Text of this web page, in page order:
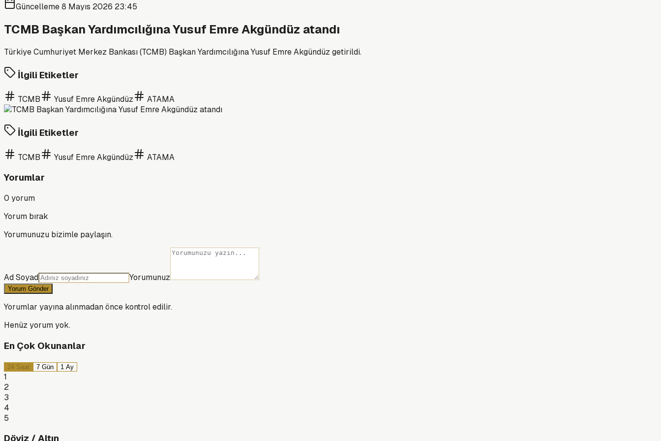
Güncelleme8 Mayıs 2026 23:45
TCMB Başkan Yardımcılığına Yusuf Emre Akgündüz atandı
Türkiye Cumhuriyet Merkez Bankası (TCMB) Başkan Yardımcılığına Yusuf Emre Akgündüz getirildi.
İlgili Etiketler
TCMB Yusuf Emre Akgündüz ATAMA
İlgili Etiketler
TCMB Yusuf Emre Akgündüz ATAMA
Yorumlar
0 yorum
Yorum bırak
Yorumunuzu bizimle paylaşın.
Ad Soyad Yorumunuz
Yorum Gönder
Yorumlar yayına alınmadan önce kontrol edilir.
Henüz yorum yok.
En Çok Okunanlar
24 Saat 7 Gün 1 Ay
1
2
3
4
5
Döviz / Altın